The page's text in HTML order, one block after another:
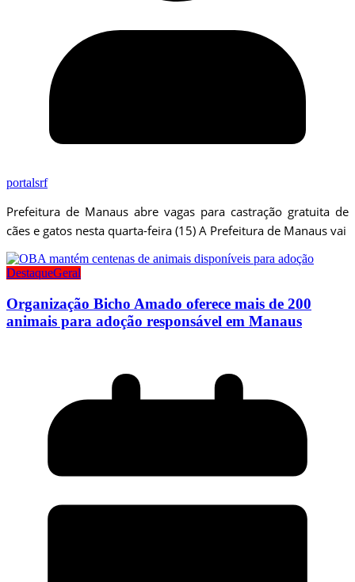
portalsrf
Prefeitura de Manaus abre vagas para castração gratuita de
cães e gatos nesta quarta-feira (15) A Prefeitura de Manaus vai
DestaqueGeral
Organização Bicho Amado oferece mais de 200
animais para adoção responsável em Manaus